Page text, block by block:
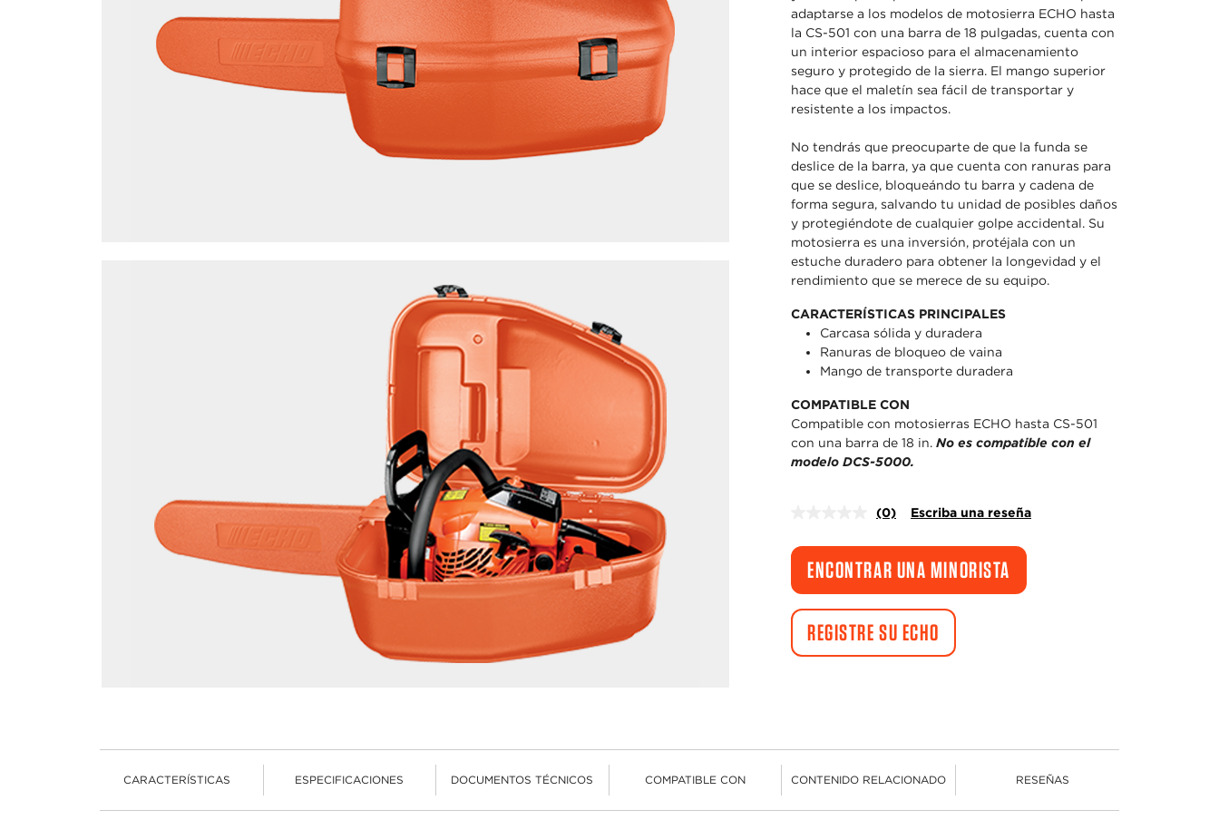
adaptarse a los modelos de motosierra ECHO hasta
la CS-501 con una barra de 18 pulgadas, cuenta con
un interior espacioso para el almacenamiento
seguro y protegido de la sierra. El mango superior
hace que el maletín sea fácil de transportar y
resistente a los impactos.
No tendrás que preocuparte de que la funda se
deslice de la barra, ya que cuenta con ranuras para
que se deslice, bloqueándo tu barra y cadena de
forma segura, salvando tu unidad de posibles daños
y protegiéndote de cualquier golpe accidental. Su
motosierra es una inversión, protéjala con un
estuche duradero para obtener la longevidad y el
rendimiento que se merece de su equipo.
CARACTERÍSTICAS PRINCIPALES
Carcasa sólida y duradera
Ranuras de bloqueo de vaina
Mango de transporte duradera
COMPATIBLE CON
Compatible con motosierras ECHO hasta CS-501
con una barra de 18 in. No es compatible con el
modelo DCS-5000.
Sin
Enlace
en
la
misma
página.
(0) Escriba una reseña
ENCONTRAR UNA MINORISTA
REGISTRE SU ECHO
CARACTERÍSTICAS ESPECIFICACIONES DOCUMENTOS TÉCNICOS COMPATIBLE CON CONTENIDO RELACIONADO RESEÑAS